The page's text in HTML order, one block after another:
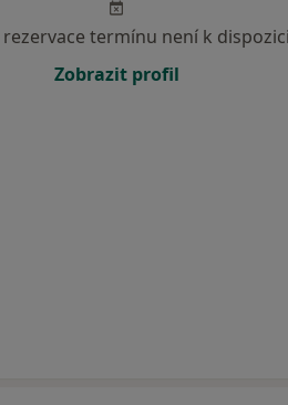
termínu není k dispozici
Zobrazit profil